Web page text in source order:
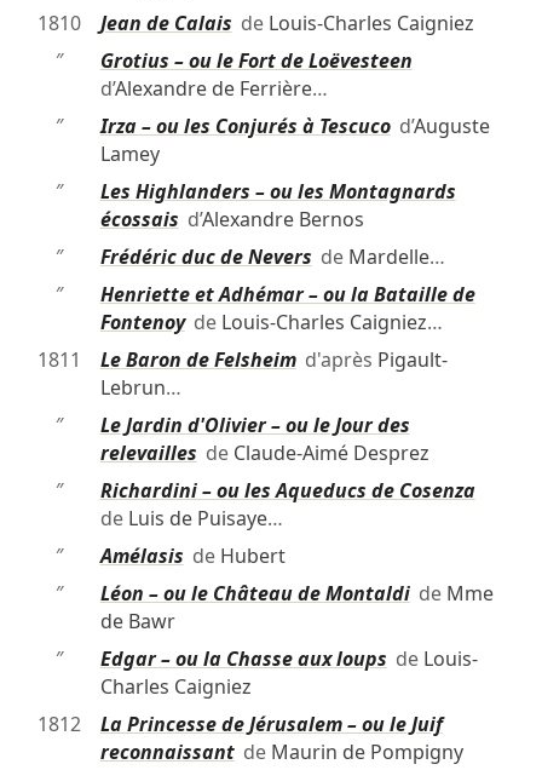
1810
Jean de Calais de Louis-Charles Caigniez
″
Grotius – ou le Fort de Loëvesteen
d’Alexandre de Ferrière…
″
Irza – ou les Conjurés à Tescucod’Auguste
Lamey
″
Les Highlanders – ou les Montagnards
écossais d’Alexandre Bernos
″
Frédéric duc de Nevers de Mardelle…
″
Henriette et Adhémar – ou la Bataille de
Fontenoyde Louis-Charles Caigniez…
1811
Le Baron de Felsheimd'après Pigault-
Lebrun…
″
Le Jardin d'Olivier – ou le Jour des
relevailles de Claude-Aimé Desprez
″
Richardini – ou les Aqueducs de Cosenza
de Luis de Puisaye…
″
Amélasis de Hubert
″
Léon – ou le Château de Montaldide Mme
de Bawr
″
Edgar – ou la Chasse aux loups de Louis-
Charles Caigniez
1812
La Princesse de Jérusalem – ou le Juif
reconnaissantde Maurin de Pompigny